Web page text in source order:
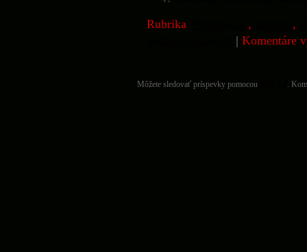
Rubrika , ,
| Komentáre
Môžete sledovať príspevky pomocou .